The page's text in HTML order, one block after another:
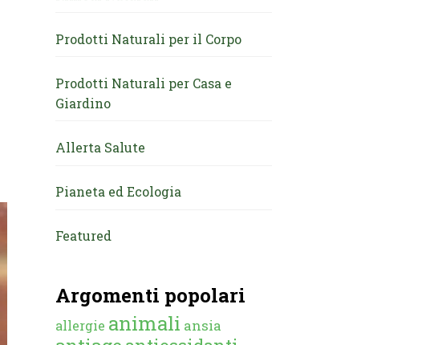
Prodotti Naturali per il Corpo
Prodotti Naturali per Casa e
Giardino
Allerta Salute
Pianeta ed Ecologia
Featured
Argomenti popolari
allergie animali ansia